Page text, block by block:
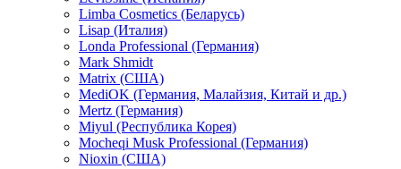
Limba Cosmetics (Беларусь)
Lisap (Италия)
Londa Professional (Германия)
Mark Shmidt
Matrix (США)
MediOK (Германия, Малайзия, Китай и др.)
Mertz (Германия)
Miyul (Республика Корея)
Mocheqi Musk Professional (Германия)
Nioxin (США)